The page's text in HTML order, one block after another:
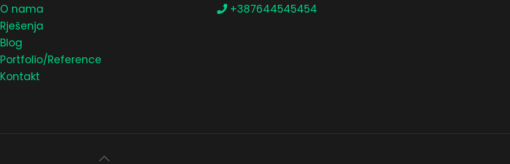
O nama
Rješenja
Blog
Portfolio/Reference
Kontakt
+387644545454